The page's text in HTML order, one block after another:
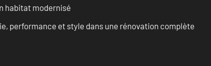
habitat modernisé
performance et style dans une rénovation complète